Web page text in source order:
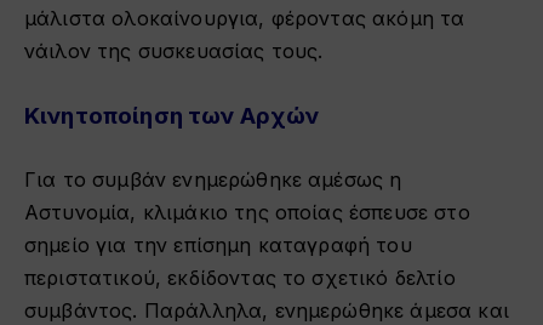
μάλιστα ολοκαίνουργια, φέροντας ακόμη τα
νάιλον της συσκευασίας τους.
Κινητοποίηση των Αρχών
Για το συμβάν ενημερώθηκε αμέσως η
Αστυνομία, κλιμάκιο της οποίας έσπευσε στο
σημείο για την επίσημη καταγραφή του
περιστατικού, εκδίδοντας το σχετικό δελτίο
συμβάντος. Παράλληλα, ενημερώθηκε άμεσα και